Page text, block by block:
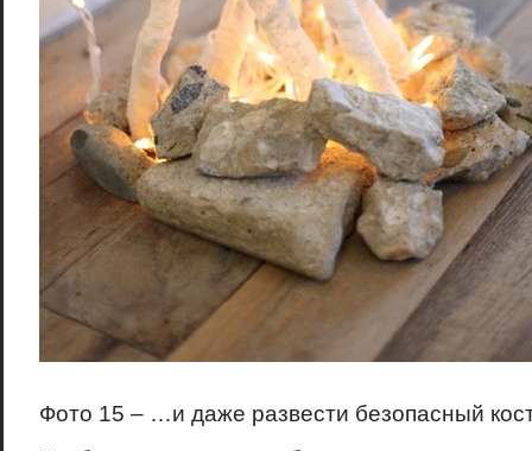
Фото 15 – …и даже развести безопасный